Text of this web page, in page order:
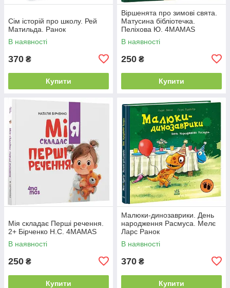
Сім історій про школу. Рей
Матильда. Ранок
В наявності
370 ₴
Купити
Віршенята про зимові свята.
Матусина бібліотечка.
Пеліхова Ю. 4MAMAS
В наявності
250 ₴
Купити
Мія складає Перші речення.
2+ Бірченко Н.С. 4MAMAS
В наявності
250 ₴
Купити
Малюки-динозаврики. День
народження Расмуса. Мелє
Ларс Ранок
В наявності
370 ₴
Купити